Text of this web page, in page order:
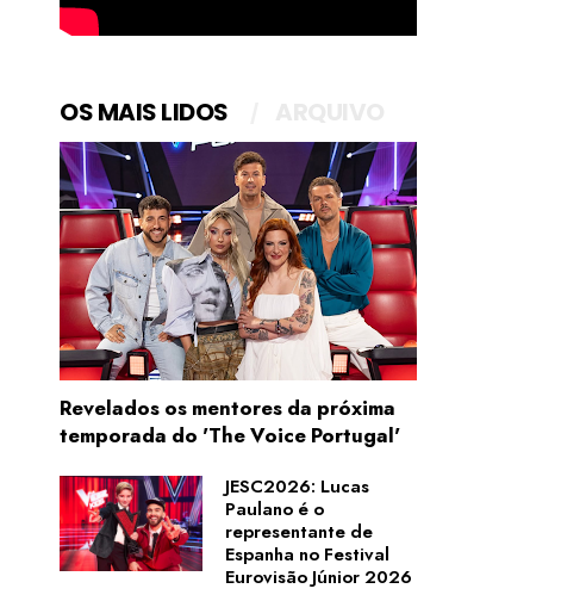
OS MAIS LIDOS
Revelados os mentores da próxima
temporada do 'The Voice Portugal'
JESC2026: Lucas
Paulano é o
representante de
Espanha no Festival
Eurovisão Júnior 2026